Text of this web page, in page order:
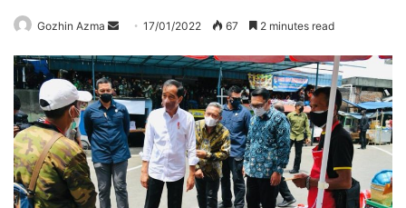
Gozhin Azma
Send
email
17/01/2022 67 2 minutes read